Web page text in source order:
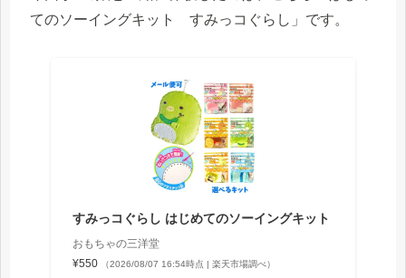
てのソーイングキット すみっコぐらし」です。
すみっコぐらし はじめてのソーイングキット
おもちゃの三洋堂
¥550
（2026/08/07 16:54時点 | 楽天市場調べ）